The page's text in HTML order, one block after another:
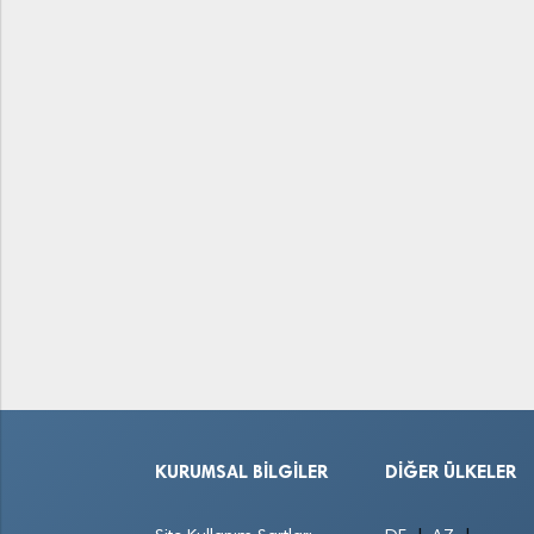
KURUMSAL BILGILER DIĞER ÜLKELER